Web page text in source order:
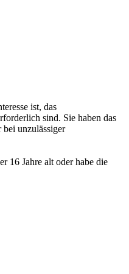
ist, das
sind. Sie haben das
unzulässiger
16 Jahre alt oder habe die